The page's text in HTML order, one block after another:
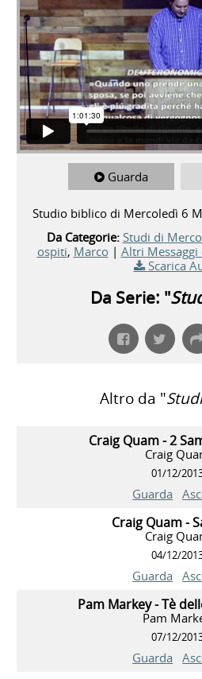
Guarda
Studio biblico di Mercoledì 6
Da Categorie: Studi di
ospiti, Marco| Altri
Scarica
Da Serie: "
Altro da "
Craig Quam - 2
Craig
01/12/
Guarda
Craig Quam -
Craig
04/12/
Guarda
Pam Markey - Tè
Pam
07/12/
Guarda